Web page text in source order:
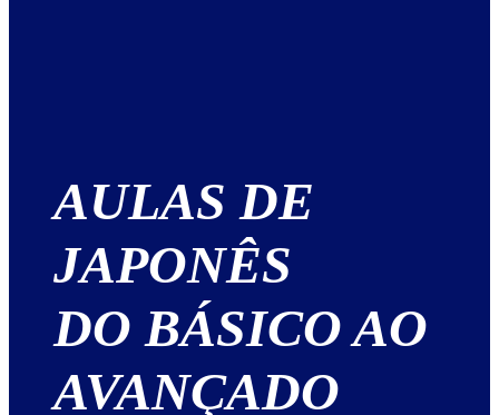
AULAS DE
JAPONÊS
DO BÁSICO AO
AVANÇADO